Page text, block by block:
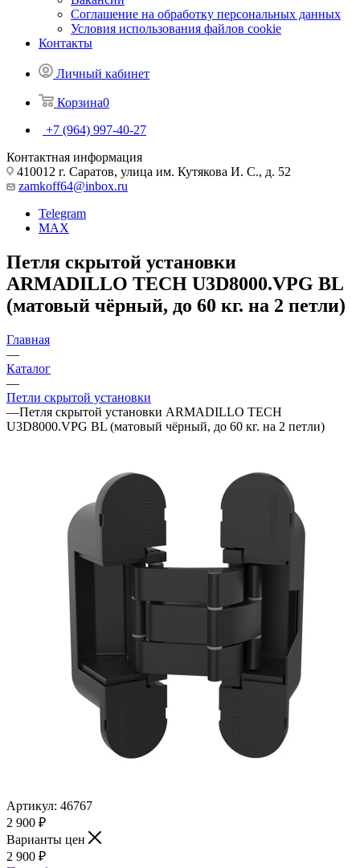
Соглашение на обработку персональных данных
Условия использования файлов cookie
Контакты
Личный кабинет
Корзина0
+7 (964) 997-40-27
Контактная информация
410012 г. Саратов, улица им. Кутякова И. С., д. 52
zamkoff64@inbox.ru
Telegram
MAX
Петля скрытой установки
ARMADILLO TECH U3D8000.VPG BL
(матовый чёрный, до 60 кг. на 2 петли)
Главная
—
Каталог
—
Петли скрытой установки
—Петля скрытой установки ARMADILLO TECH
U3D8000.VPG BL (матовый чёрный, до 60 кг. на 2 петли)
Артикул: 46767
2 900 ₽
Варианты цен
2 900 ₽